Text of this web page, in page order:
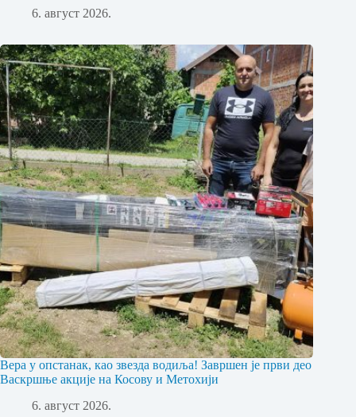
6. август 2026.
Вера у опстанак, као звезда водиља! Завршен је први део
Васкршње акције на Косову и Метохији
6. август 2026.